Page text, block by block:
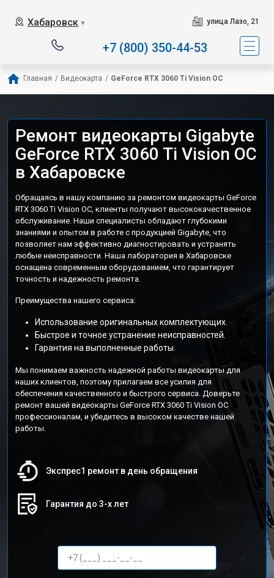
Хабаровск ▼ улица Лазо, 21
+7 (800) 350-44-53
Главная / Видеокарта / GeForce RTX 3060 Ti Vision OC
Ремонт видеокарты Gigabyte
GeForce RTX 3060 Ti Vision OC
в Хабаровске
Обращаясь в нашу компанию за ремонтом видеокарты GeForce
RTX 3060 Ti Vision OC, клиенты получают высококачественное
обслуживание. Наши специалисты обладают глубокими
знаниями и опытом в работе с продукцией Gigabyte, что
позволяет нам эффективно диагностировать и устранять
любые неисправности. Наша лаборатория в Хабаровске
оснащена современным оборудованием, что гарантирует
точность и надежность ремонта.
Преимущества нашего сервиса:
Использование оригинальных комплектующих.
Быстрое и точное устранение неисправностей.
Гарантия на выполненные работы.
Мы понимаем важность надежной работы видеокарты для
наших клиентов, поэтому прилагаем все усилия для
обеспечения качественного и быстрого сервиса. Доверьте
ремонт вашей видеокарты GeForce RTX 3060 Ti Vision OC
профессионалам, и убедитесь в высоком качестве нашей
работы.
Экспрес1 ремонт в день обращения
Гарантия до 3-х лет